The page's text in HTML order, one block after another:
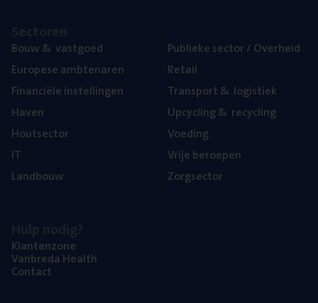
Bouw& vastgoed
Euro­pe­se ambtenaren
Finan­ci­ë­le instellingen
Haven
Hout­sec­tor
IT
Land­bouw
Publie­ke sec­tor / Overheid
Retail
Trans­port& logistiek
Upcy­cling& recycling
Voe­ding
Vrije beroe­pen
Zorg­sec­tor
Klan­ten­zo­ne
Van­b­re­da Health
Con­tact